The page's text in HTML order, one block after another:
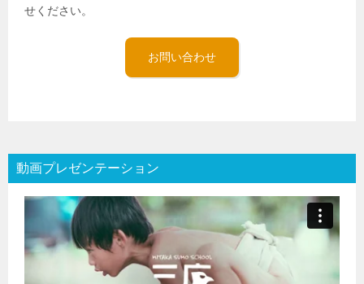
せください。
お問い合わせ
動画プレゼンテーション